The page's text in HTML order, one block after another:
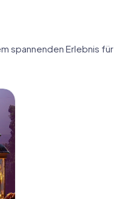
spannenden Erlebnis für